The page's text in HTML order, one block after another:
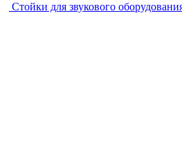
Стойки для звукового